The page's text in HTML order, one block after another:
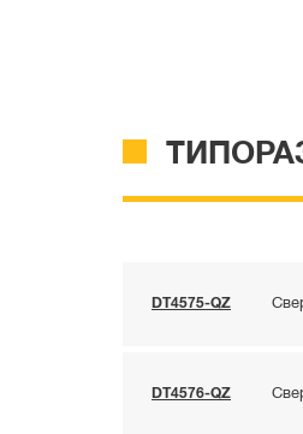
DT4575-QZ
DT4576-QZ